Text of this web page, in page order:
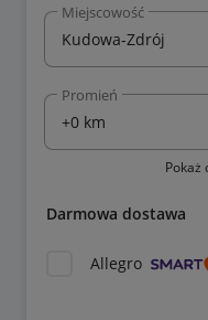
Miejscowość
Promień
Pokaż
Darmowa dostawa
Allegro